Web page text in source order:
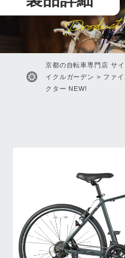
Product
京都の自転車専門店 サ
イクルガーデン > ファ
クター NEW!